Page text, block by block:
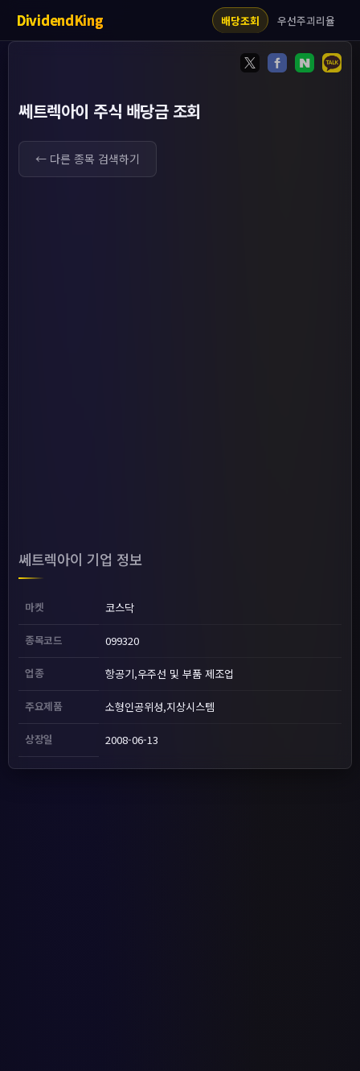
DividendKing 배당조회 우선주괴리율
쎄트렉아이 주식 배당금 조회
← 다른 종목 검색하기
쎄트렉아이 기업 정보
마켓 코스닥
종목코드 099320
업종 항공기,우주선 및 부품 제조업
주요제품 소형인공위성,지상시스템
상장일 2008-06-13